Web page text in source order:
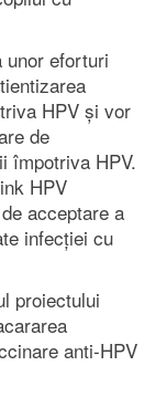
unor eforturi
HPV și vor
de
împotriva HPV.
HPV
acceptare a
infecției cu
proiectului
anti-HPV